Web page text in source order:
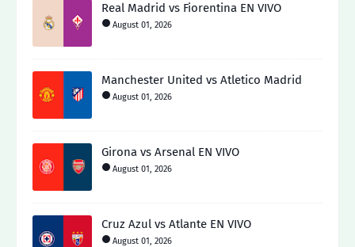
Real Madrid vs Fiorentina EN VIVO
August 01, 2026
Manchester United vs Atletico Madrid
August 01, 2026
Girona vs Arsenal EN VIVO
August 01, 2026
Cruz Azul vs Atlante EN VIVO
August 01, 2026